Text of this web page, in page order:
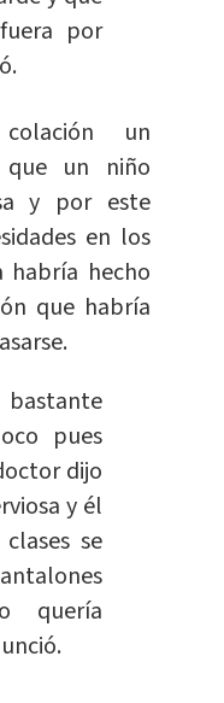
por
un
un niño
y por este
en los
habría hecho
que habría
pues
dijo
y él
se
quería